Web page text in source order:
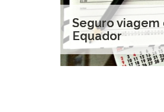
Seguro
Equador